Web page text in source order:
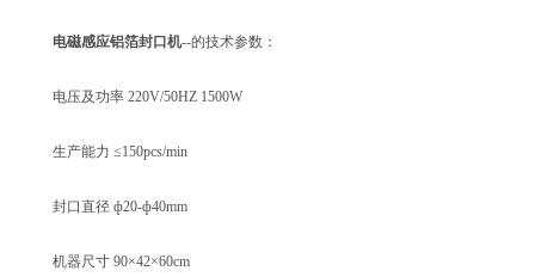
电磁感应铝箔封口机--的技术参数：
电压及功率 220V/50HZ 1500W
生产能力 ≤150pcs/min
封口直径 ф20-ф40mm
机器尺寸 90×42×60cm